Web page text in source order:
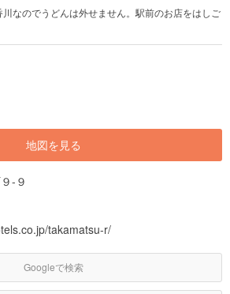
川なのでうどんは外せません。駅前のお店をはしご
地図を見る
-９
takamatsu-r/
Googleで検索